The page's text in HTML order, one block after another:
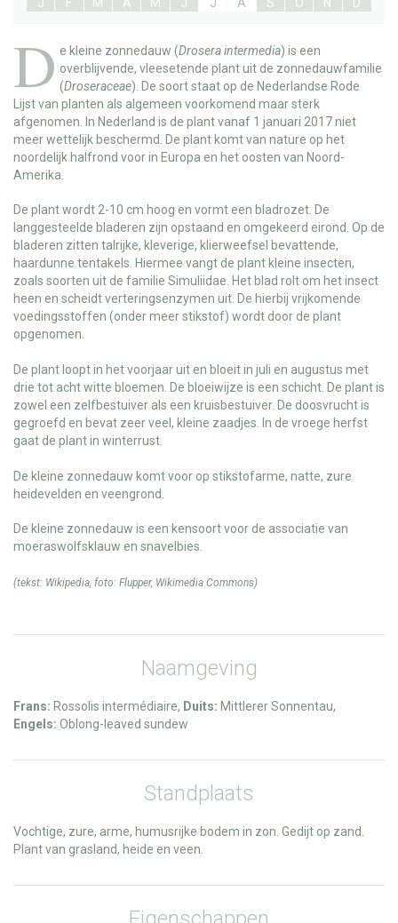
J F M A M J J A S O N D
D e kleine zonnedauw (Drosera intermedia) is een
overblijvende, vleesetende plant uit de zonnedauwfamilie
(Droseraceae). De soort staat op de Nederlandse Rode
Lijst van planten als algemeen voorkomend maar sterk
afgenomen. In Nederland is de plant vanaf 1 januari 2017 niet
meer wettelijk beschermd. De plant komt van nature op het
noordelijk halfrond voor in Europa en het oosten van Noord-
Amerika.
De plant wordt 2-10 cm hoog en vormt een bladrozet. De
langgesteelde bladeren zijn opstaand en omgekeerd eirond. Op de
bladeren zitten talrijke, kleverige, klierweefsel bevattende,
haardunne tentakels. Hiermee vangt de plant kleine insecten,
zoals soorten uit de familie Simuliidae. Het blad rolt om het insect
heen en scheidt verteringsenzymen uit. De hierbij vrijkomende
voedingsstoffen (onder meer stikstof) wordt door de plant
opgenomen.
De plant loopt in het voorjaar uit en bloeit in juli en augustus met
drie tot acht witte bloemen. De bloeiwijze is een schicht. De plant is
zowel een zelfbestuiver als een kruisbestuiver. De doosvrucht is
gegroefd en bevat zeer veel, kleine zaadjes. In de vroege herfst
gaat de plant in winterrust.
De kleine zonnedauw komt voor op stikstofarme, natte, zure
heidevelden en veengrond.
De kleine zonnedauw is een kensoort voor de associatie van
moeraswolfsklauw en snavelbies.
(tekst: Wikipedia, foto: Flupper, Wikimedia Commons)
Naamgeving
Frans: Rossolis intermédiaire, Duits: Mittlerer Sonnentau,
Engels: Oblong-leaved sundew
Standplaats
Vochtige, zure, arme, humusrijke bodem in zon. Gedijt op zand.
Plant van grasland, heide en veen.